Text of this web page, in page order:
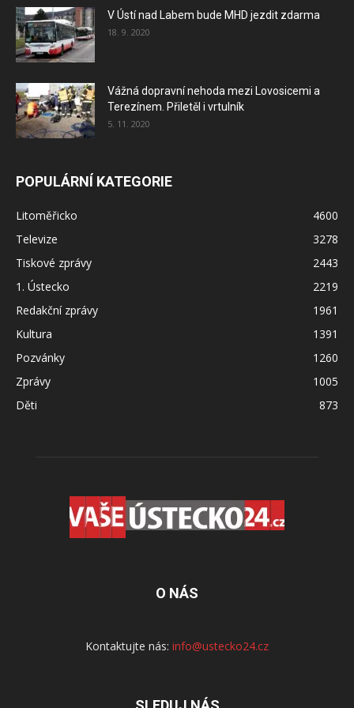
V Ústí nad Labem bude MHD jezdit zdarma
18. 9. 2020
Vážná dopravní nehoda mezi Lovosicemi a
Terezínem. Přiletěl i vrtulník
5. 11. 2020
POPULÁRNÍ KATEGORIE
Litoměřicko
4600
Televize
3278
Tiskové zprávy
2443
1. Ústecko
2219
Redakční zprávy
1961
Kultura
1391
Pozvánky
1260
Zprávy
1005
Děti
873
O NÁS
Kontaktujte nás: info@ustecko24.cz